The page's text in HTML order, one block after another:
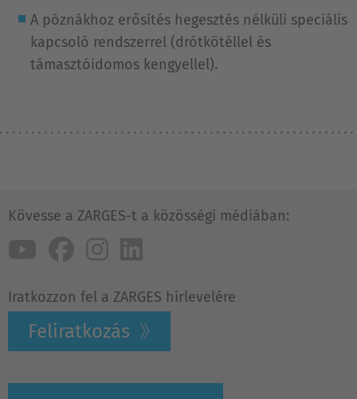
A póznákhoz erősítés hegesztés nélküli speciális
kapcsoló rendszerrel (drótkötéllel és
támasztóidomos kengyellel).
Kövesse a ZARGES-t a közösségi médiában:
Iratkozzon fel a ZARGES hírlevelére
Feliratkozás